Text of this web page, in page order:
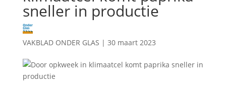
sneller in productie
VAKBLAD ONDER GLAS | 30 maart 2023